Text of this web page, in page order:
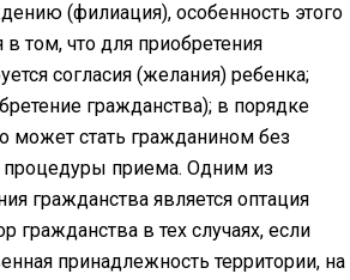
(филиация), особенность этого
в том, что для приобретения
согласия (желания) ребенка;
гражданства); в порядке
может стать гражданином без
приема. Одним из
гражданства является оптация
гражданства в тех случаях, если
принадлежность территории, на